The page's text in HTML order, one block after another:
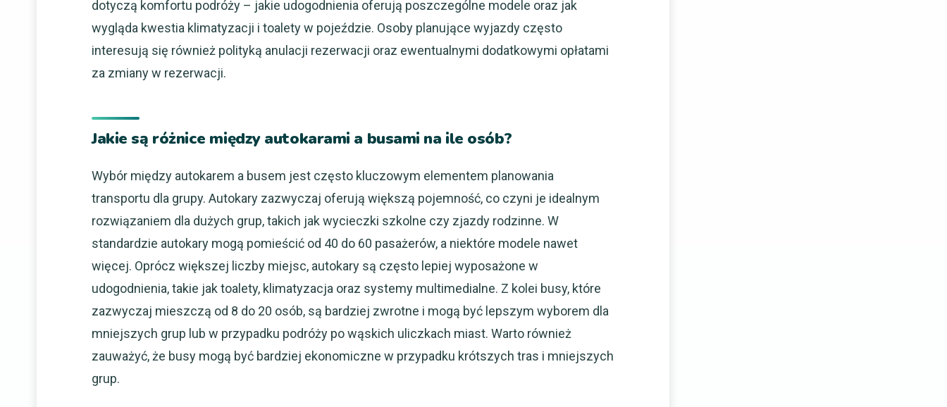
dotyczą komfortu podróży – jakie udogodnienia oferują poszczególne modele oraz jak
wygląda kwestia klimatyzacji i toalety w pojeździe. Osoby planujące wyjazdy często
interesują się również polityką anulacji rezerwacji oraz ewentualnymi dodatkowymi opłatami
za zmiany w rezerwacji.
Jakie są różnice między autokarami a busami na ile osób?
Wybór między autokarem a busem jest często kluczowym elementem planowania
transportu dla grupy. Autokary zazwyczaj oferują większą pojemność, co czyni je idealnym
rozwiązaniem dla dużych grup, takich jak wycieczki szkolne czy zjazdy rodzinne. W
standardzie autokary mogą pomieścić od 40 do 60 pasażerów, a niektóre modele nawet
więcej. Oprócz większej liczby miejsc, autokary są często lepiej wyposażone w
udogodnienia, takie jak toalety, klimatyzacja oraz systemy multimedialne. Z kolei busy, które
zazwyczaj mieszczą od 8 do 20 osób, są bardziej zwrotne i mogą być lepszym wyborem dla
mniejszych grup lub w przypadku podróży po wąskich uliczkach miast. Warto również
zauważyć, że busy mogą być bardziej ekonomiczne w przypadku krótszych tras i mniejszych
grup.